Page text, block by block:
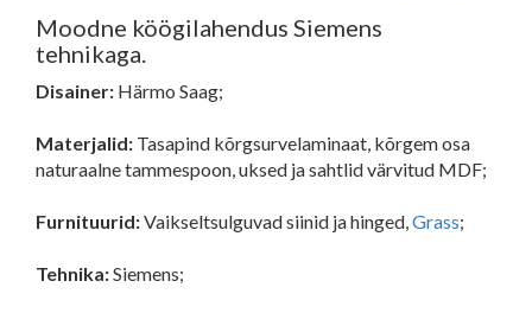
TEHNIKA
Moodne köögilahendus Siemens
tehnikaga.
Disainer: Härmo Saag;
Materjalid: Tasapind kõrgsurvelaminaat, kõrgem osa
naturaalne tammespoon, uksed ja sahtlid värvitud MDF;
Furnituurid:Vaikseltsulguvad siinid ja hinged,Grass;
Tehnika:Siemens;